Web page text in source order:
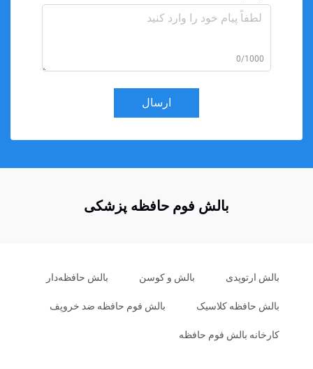
0/1000
ارسال
بالش فوم حافظه پزشکی
بالش ارتوپدی بالش و کوسن بالش حافظه‌دار
بالش حافظه کلاسیک بالش فوم حافظه ضد خروپف
کارخانه بالش فوم حافظه